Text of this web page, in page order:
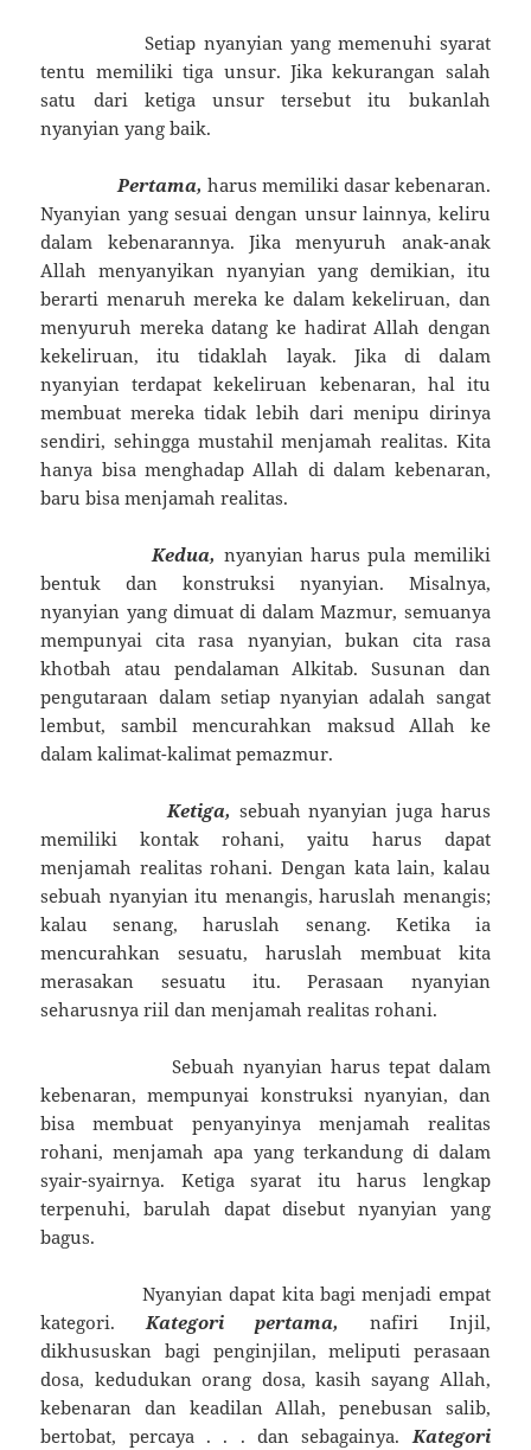
Setiap nyanyian yang memenuhi syarat
tentu memiliki tiga unsur. Jika kekurangan salah
satu dari ketiga unsur tersebut itu bukanlah
nyanyian yang baik.
Pertama, harus memiliki dasar kebenaran.
Nyanyian yang sesuai dengan unsur lainnya, keliru
dalam kebenarannya. Jika menyuruh anak-anak
Allah menyanyikan nyanyian yang demikian, itu
berarti menaruh mereka ke dalam kekeliruan, dan
menyuruh mereka datang ke hadirat Allah dengan
kekeliruan, itu tidaklah layak. Jika di dalam
nyanyian terdapat kekeliruan kebenaran, hal itu
membuat mereka tidak lebih dari menipu dirinya
sendiri, sehingga mustahil menjamah realitas. Kita
hanya bisa menghadap Allah di dalam kebenaran,
baru bisa menjamah realitas.
Kedua, nyanyian harus pula memiliki
bentuk dan konstruksi nyanyian. Misalnya,
nyanyian yang dimuat di dalam Mazmur, semuanya
mempunyai cita rasa nyanyian, bukan cita rasa
khotbah atau pendalaman Alkitab. Susunan dan
pengutaraan dalam setiap nyanyian adalah sangat
lembut, sambil mencurahkan maksud Allah ke
dalam kalimat-kalimat pemazmur.
Ketiga, sebuah nyanyian juga harus
memiliki kontak rohani, yaitu harus dapat
menjamah realitas rohani. Dengan kata lain, kalau
sebuah nyanyian itu menangis, haruslah menangis;
kalau senang, haruslah senang. Ketika ia
mencurahkan sesuatu, haruslah membuat kita
merasakan sesuatu itu. Perasaan nyanyian
seharusnya riil dan menjamah realitas rohani.
Sebuah nyanyian harus tepat dalam
kebenaran, mempunyai konstruksi nyanyian, dan
bisa membuat penyanyinya menjamah realitas
rohani, menjamah apa yang terkandung di dalam
syair-syairnya. Ketiga syarat itu harus lengkap
terpenuhi, barulah dapat disebut nyanyian yang
bagus.
Nyanyian dapat kita bagi menjadi empat
kategori.Kategori pertama,
nafiri Injil,
dikhususkan bagi penginjilan, meliputi perasaan
dosa, kedudukan orang dosa, kasih sayang Allah,
kebenaran dan keadilan Allah, penebusan salib,
bertobat, percaya . . . dan sebagainya.Kategori